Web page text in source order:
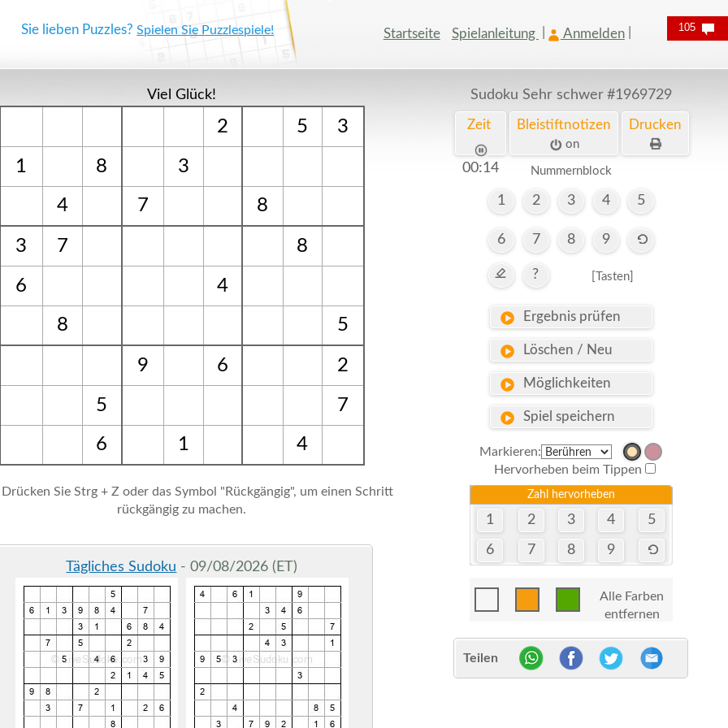
Sie lieben Puzzles?Spielen Sie Puzzlespiele! Startseite Spielanleitung Anmelden
Viel Glück!
2 5 3
1 8
3
4
7 8
3 7 8
6
4
8
5
9 6 2
5
7
6
1 4
Sie Strg + Z oder das Symbol "Rückgängig", um einen Schritt
rückgängig zu machen.
Tägliches Sudoku - 09/08/2026 (ET)
Sudoku Sehr schwer #1969729
Zeit
00:15
Bleistiftnotizen
on
Drucken
Nummernblock
1 2 3 4 5
6 7 8 9
? [Tasten]
Ergebnis prüfen
Löschen / Neu
Möglichkeiten
Spiel speichern
Markieren:
Hervorheben beim Tippen
Zahl hervorheben
1 2 3 4 5
6 7 8 9
Alle Farben
entfernen
Teilen
105